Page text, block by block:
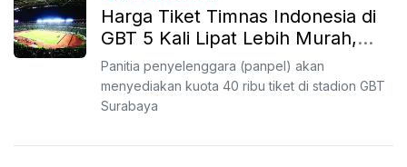
Harga Tiket Timnas Indonesia di
GBT 5 Kali Lipat Lebih Murah,
Pemkot Surabaya Diminta Jaga
Fasilitas Stadion
Panitia penyelenggara (panpel) akan
menyediakan kuota 40 ribu tiket di stadion GBT
Surabaya